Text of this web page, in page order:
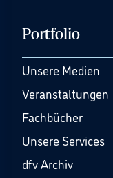
Portfolio
Unsere Medien
Veranstaltungen
Fachbücher
Unsere Services
dfv Archiv